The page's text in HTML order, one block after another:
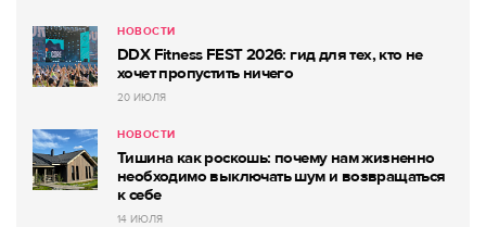
НОВОСТИ
DDX Fitness FEST 2026: гид для тех, кто не
хочет пропустить ничего
20 ИЮЛЯ
НОВОСТИ
Тишина как роскошь: почему нам жизненно
необходимо выключать шум и возвращаться
к себе
14 ИЮЛЯ